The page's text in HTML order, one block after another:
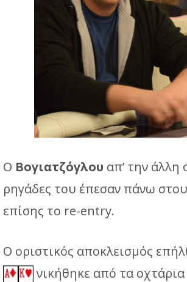
Ο Βογιατζόγλου απ’ την άλλη
ρηγάδες του έπεσαν πάνω
επίσης το re-entry.
Ο οριστικός αποκλεισμός
νικήθηκε από τα